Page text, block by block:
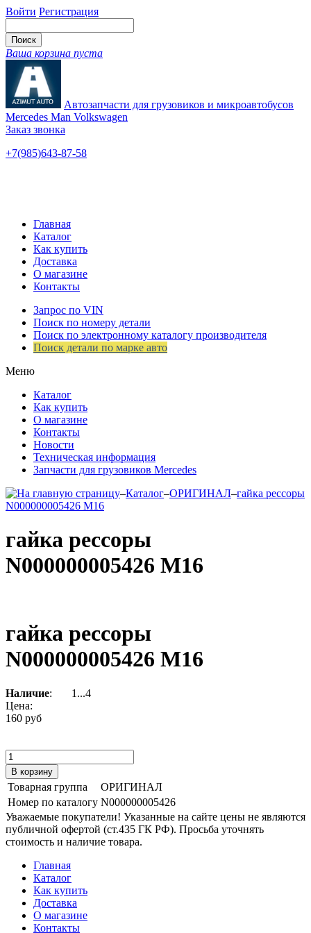
Войти Регистрация
Ваша корзина пуста
Автозапчасти для грузовиков и микроавтобусов
Mercedes Man Volkswagen
Заказ звонка
+7(985)643-87-58
Главная
Каталог
Как купить
Доставка
О магазине
Контакты
Запрос по VIN
Поиск по номеру детали
Поиск по электронному каталогу производителя
Поиск детали по марке авто
Меню
Каталог
Как купить
О магазине
Контакты
Новости
Техническая информация
Запчасти для грузовиков Mercedes
–Каталог–ОРИГИНАЛ–гайка рессоры
N000000005426 М16
гайка рессоры
N000000005426 М16
гайка рессоры
N000000005426 М16
Наличие:
1...4
Цена:
160 руб
Товарная группа
ОРИГИНАЛ
Номер по каталогу N000000005426
Уважаемые покупатели! Указанные на сайте цены не являются
публичной офертой (ст.435 ГК РФ). Просьба уточнять
стоимость и наличие товара.
Главная
Каталог
Как купить
Доставка
О магазине
Контакты